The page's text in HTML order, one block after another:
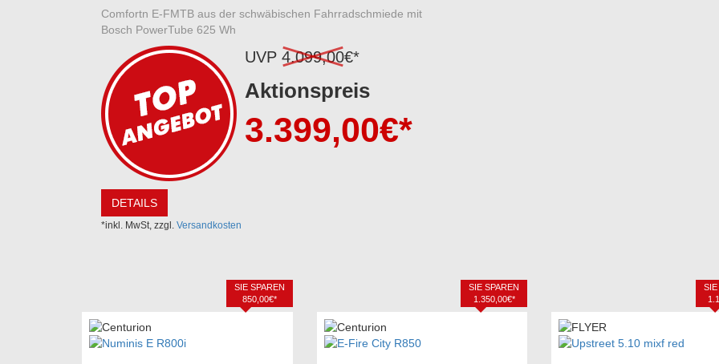
Comfortn E-FMTB aus der schwäbischen Fahrradschmiede mit
Bosch PowerTube 625 Wh
UVP 4.099,00€*
Aktionspreis
3.399,00€*
DETAILS
*inkl. MwSt, zzgl. Versandkosten
SIE SPAREN
850,00€*
SIE SPAREN
1.350,00€*
SIE